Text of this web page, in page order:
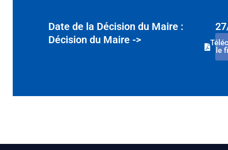
Date de la Décision du Maire :
Décision du Maire ->
le